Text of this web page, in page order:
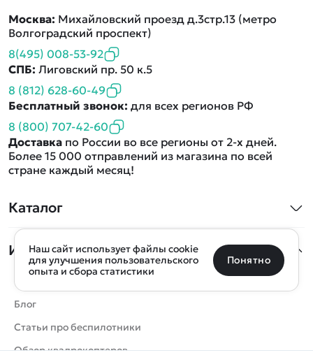
Каталог
Квадрокоптеры
Машинки
Танки
Вертолеты
Катера
Роботы
Информация
Оптовые продажи
Блог
Статьи про беспилотники
Обзор квадрокоптеров
Москва: Михайловский проезд д.3стр.13 (метро
Волгоградский проспект)
8(495) 008-53-92
СПБ: Лиговский пр. 50 к.5
8 (812) 628-60-49
Бесплатный звонок: для всех регионов РФ
8 (800) 707-42-60
Доставка по России во все регионы от 2-х дней.
Более 15 000 отправлений из магазина по всей
стране каждый месяц!
0 товаров Очистить
Определить местоположение
Санкт-Петербург Москва Майкоп Уфа
Все подборки
Ещё более 300 населённых пунктов
Наш сайт использует файлы cookie
для улучшения пользовательского
опыта и сбора статистики
Понятно